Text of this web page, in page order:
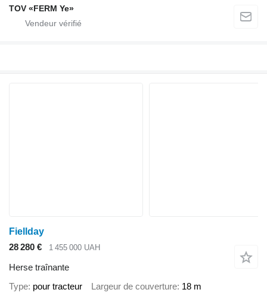
TOV «FERM Ye»
Fiellday
28 280 €
1 455 000 UAH
Herse traînante
Type pour tracteur Largeur de couverture 18 m